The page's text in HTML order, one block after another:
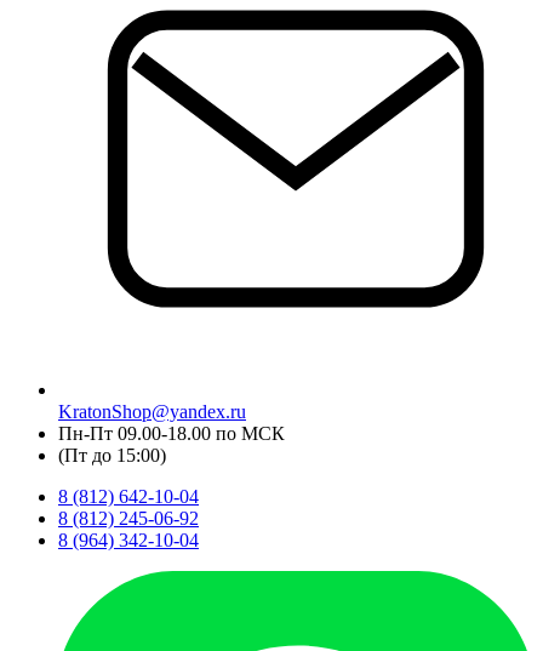
KratonShop@yandex.ru
Пн-Пт 09.00-18.00 по МСК
(Пт до 15:00)
8 (812) 642-10-04
8 (812) 245-06-92
8 (964) 342-10-04